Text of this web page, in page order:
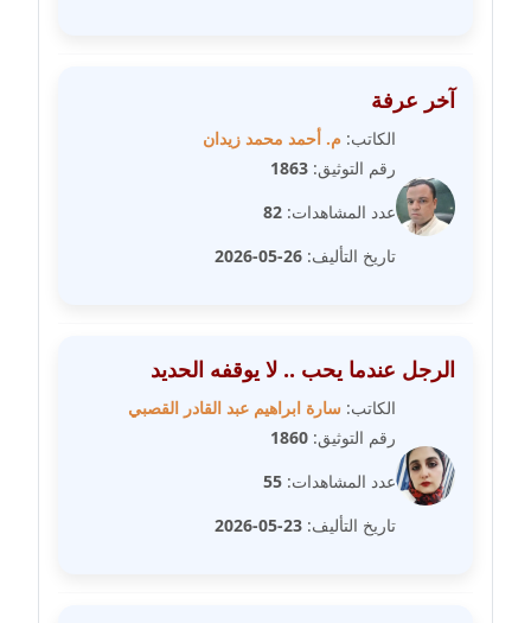
مدونة سامح رشاد
عاملة
مدونة سامح طلعت
مدونة سحر أبو العلا
عاملة
مدونة سحر حسب الله
آخر عرفة
الكاتب: م. أحمد محمد زيدان
رقم التوثيق: 1863
عدد المشاهدات: 82
تاريخ التأليف: 26-05-2026
الرجل عندما يحب .. لا يوقفه الحديد
الكاتب: سارة ابراهيم عبد القادر القصبي
رقم التوثيق: 1860
عدد المشاهدات: 55
تاريخ التأليف: 23-05-2026